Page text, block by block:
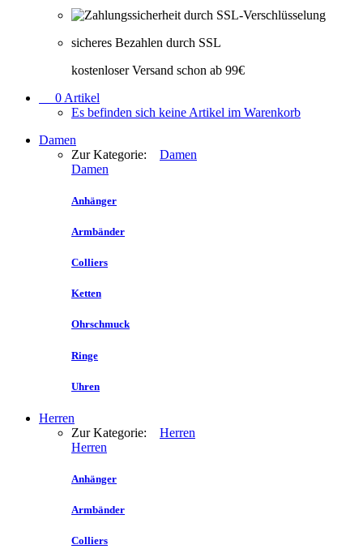
sicheres Bezahlen durch SSL
kostenloser Versand schon ab 99€
0 Artikel
Es befinden sich keine Artikel im Warenkorb
Damen
Zur Kategorie: Damen
Damen
Anhänger
Armbänder
Colliers
Ketten
Ohrschmuck
Ringe
Uhren
Herren
Zur Kategorie: Herren
Herren
Anhänger
Armbänder
Colliers